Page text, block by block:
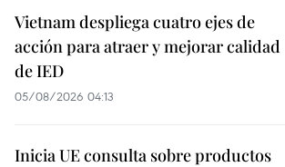
Vietnam despliega cuatro ejes de
acción para atraer y mejorar calidad
de IED
05/08/2026 04:13
Inicia UE consulta sobre productos